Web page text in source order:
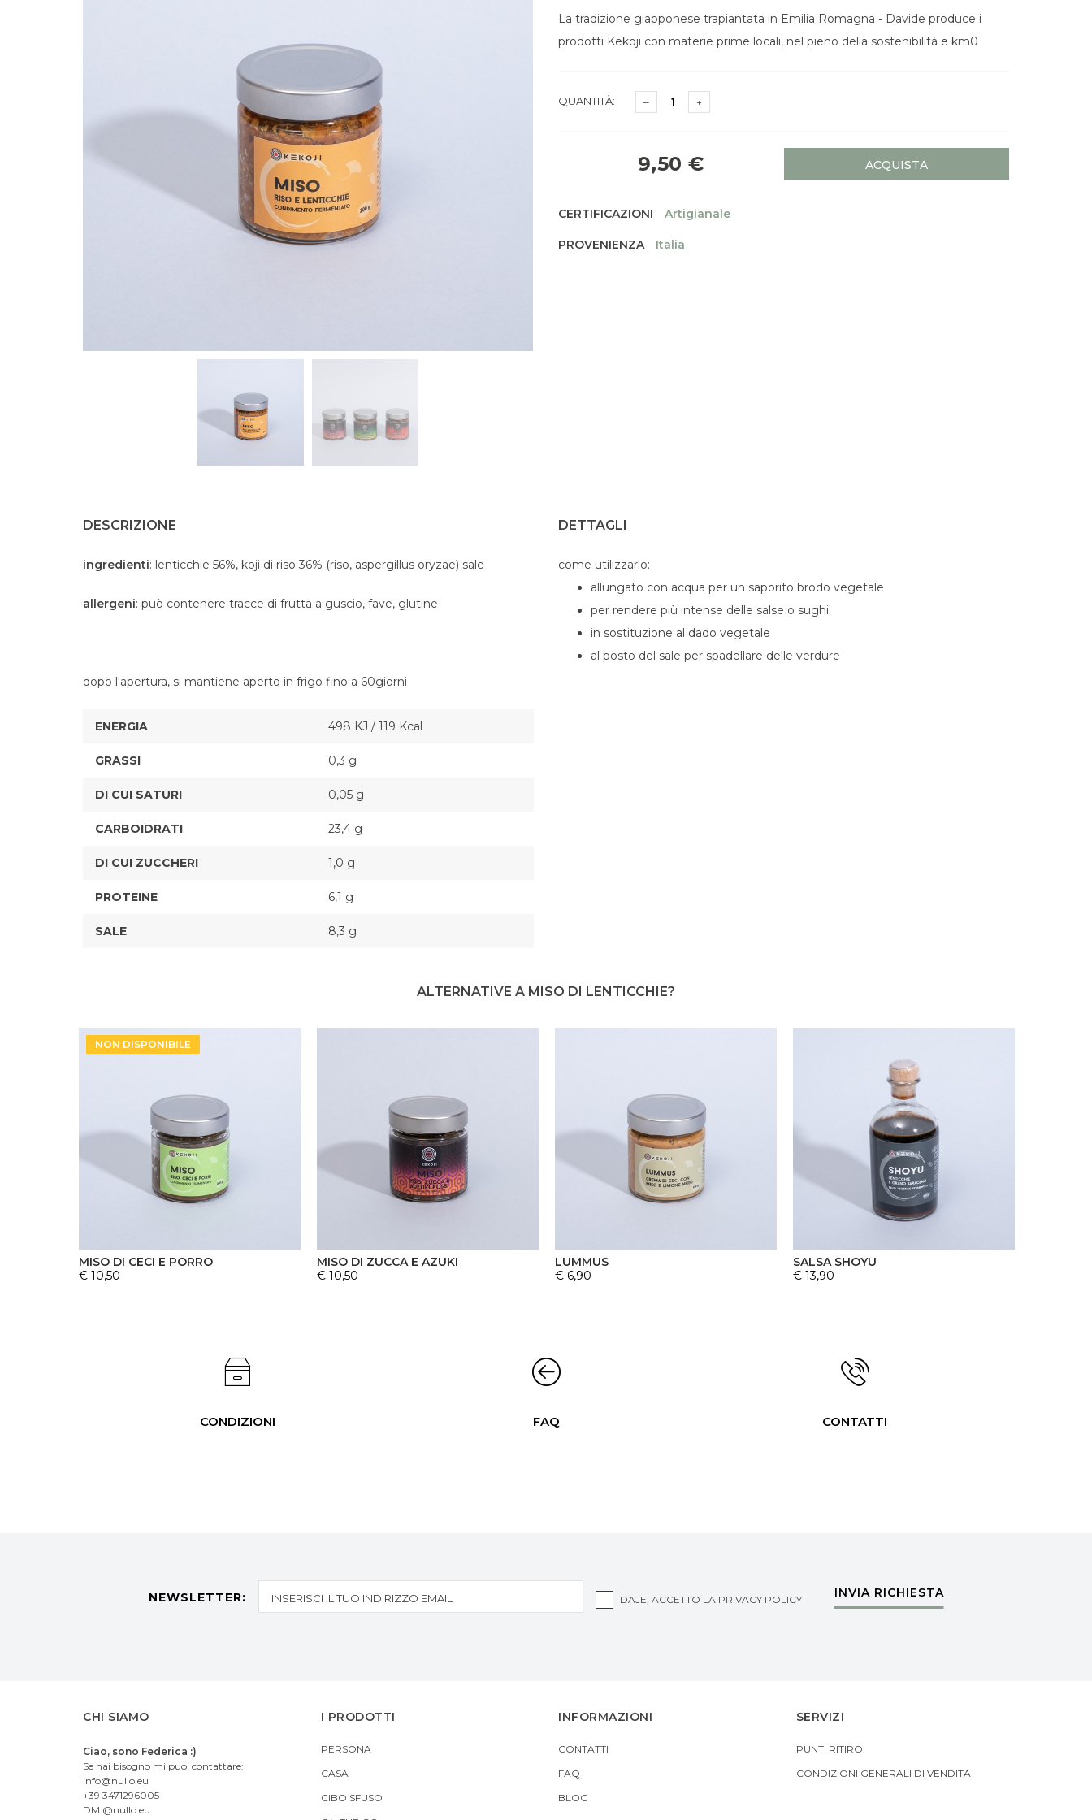
La tradizione giapponese trapiantata in Emilia Romagna - Davide produce i
prodotti Kekoji con materie prime locali, nel pieno della sostenibilità e km0
QUANTITÀ:
9,50 € ACQUISTA
CERTIFICAZIONI Artigianale
PROVENIENZA Italia
DESCRIZIONE
ingredienti: lenticchie 56%, koji di riso 36% (riso, aspergillus oryzae) sale
allergeni: può contenere tracce di frutta a guscio, fave, glutine
dopo l'apertura, si mantiene aperto in frigo fino a 60giorni
ENERGIA 498 KJ / 119 Kcal
GRASSI 0,3 g
DI CUI SATURI 0,05 g
CARBOIDRATI 23,4 g
DI CUI ZUCCHERI 1,0 g
PROTEINE 6,1 g
SALE 8,3 g
DETTAGLI
come utilizzarlo:
allungato con acqua per un saporito brodo vegetale
per rendere più intense delle salse o sughi
in sostituzione al dado vegetale
al posto del sale per spadellare delle verdure
ALTERNATIVE A MISO DI LENTICCHIE?
NON DISPONIBILE
MISO DI CECI E PORRO
€ 10,50
MISO DI ZUCCA E AZUKI
€ 10,50
LUMMUS
€ 6,90
SALSA SHOYU
€ 13,90
CONDIZIONI FAQ CONTATTI
NEWSLETTER: DAJE, ACCETTO LA PRIVACY POLICY INVIA RICHIESTA
CHI SIAMO
Ciao, sono Federica :)
Se hai bisogno mi puoi contattare:
info@nullo.eu
+39 3471296005
DM @nullo.eu
I PRODOTTI
PERSONA
CASA
CIBO SFUSO
INFORMAZIONI
CONTATTI
FAQ
BLOG
SERVIZI
PUNTI RITIRO
CONDIZIONI GENERALI DI VENDITA